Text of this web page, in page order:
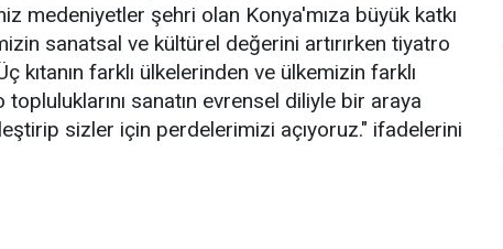
medeniyetler şehri olan Konya'mıza büyük katkı
sanatsal ve kültürel değerini artırırken tiyatro
kıtanın farklı ülkelerinden ve ülkemizin farklı
sanatın evrensel diliyle bir araya
sizler için perdelerimizi açıyoruz." ifadelerini